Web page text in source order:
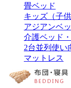
畳ベッド
キッズ（子
アジアンベ
介護ベッド
2台並列使い
マットレス